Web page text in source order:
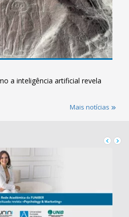
a inteligência artificial revela
Mais notícias